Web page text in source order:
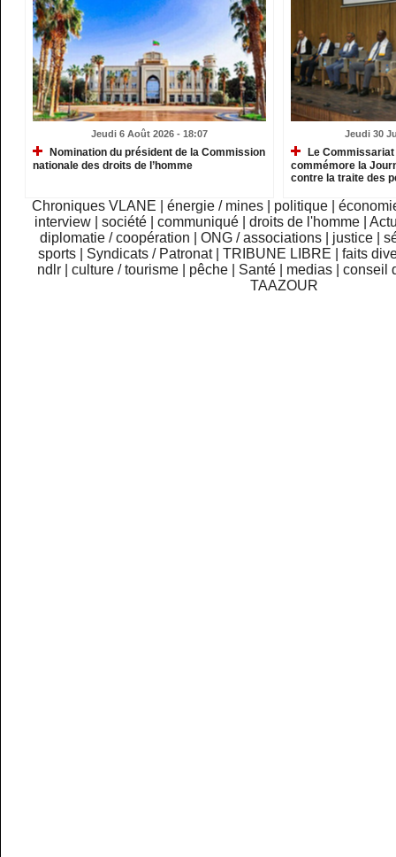
Jeudi 6 Août 2026 - 18:07
Nomination du président de la Commission
nationale des droits de l’homme
Jeudi 30
Le
commémore la
contre la traite des
Chroniques VLANE énergie / mines politique
interview
|société |communiqué |droits de l'homme |
diplomatie / coopération
ONG / associations justice
sports
Syndicats / Patronat TRIBUNE LIBRE
faits
ndlr
|culture / tourisme pêche Santé medias |conseil
TAAZOUR